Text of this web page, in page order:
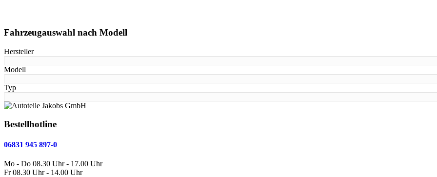
Fahrzeugauswahl nach Modell
Hersteller
Modell
Typ
Bestellhotline
06831 945 897-0
Mo - Do 08.30 Uhr - 17.00 Uhr
Fr 08.30 Uhr - 14.00 Uhr